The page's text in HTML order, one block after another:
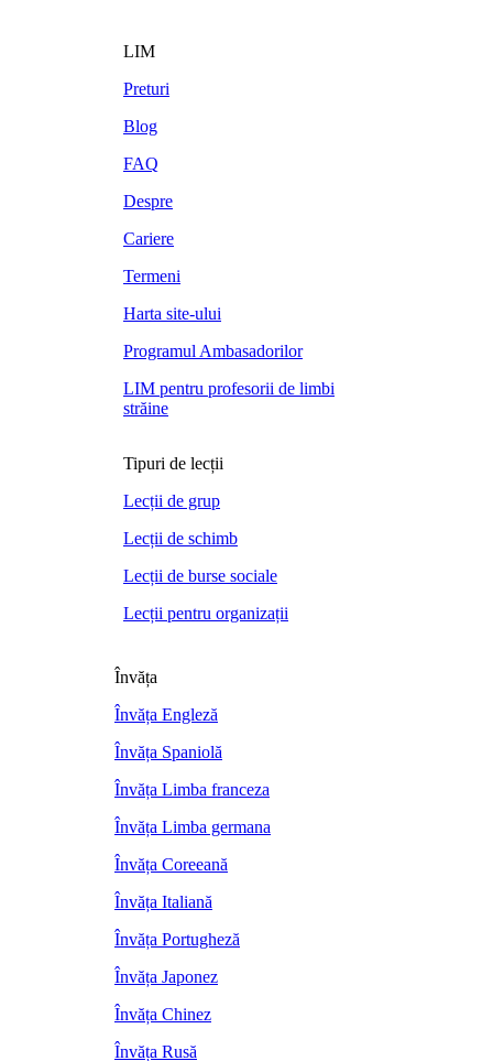
LIM
Preturi
Blog
FAQ
Despre
Cariere
Termeni
Harta site-ului
Programul Ambasadorilor
LIM pentru profesorii de limbi
străine
Tipuri de lecții
Lecții de grup
Lecții de schimb
Lecții de burse sociale
Lecții pentru organizații
Învăța
Învăța Engleză
Învăța Spaniolă
Învăța Limba franceza
Învăța Limba germana
Învăța Coreeană
Învăța Italiană
Învăța Portugheză
Învăța Japonez
Învăța Chinez
Învăța Rusă